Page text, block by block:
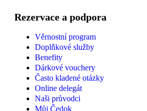
Rezervace a podpora
Věrnostní program
Doplňkové služby
Benefity
Dárkové vouchery
Často kladené otázky
Online delegát
Naši průvodci
Můj Čedok